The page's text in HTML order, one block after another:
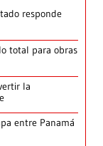
responde
total para obras
la
entre Panamá